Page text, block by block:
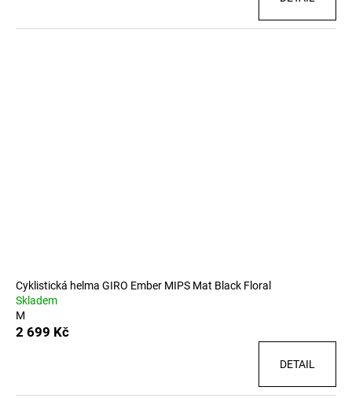
Cyklistická helma GIRO Ember MIPS Mat Black Floral
Skladem
M
2 699 Kč
DETAIL